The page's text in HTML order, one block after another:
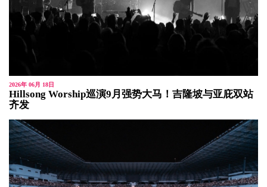
2026年 06月 18日
Hillsong Worship巡演9月强势大马！吉隆坡与亚庇双站
齐发